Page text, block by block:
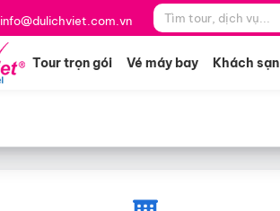
info@dulichviet.com.vn
Tour trọn gói Vé máy bay Khách sạn
*